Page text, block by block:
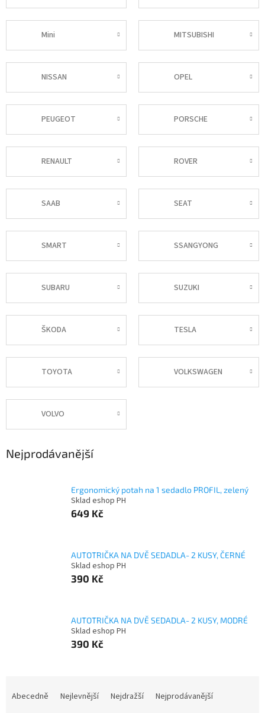
Mini MITSUBISHI
NISSAN OPEL
PEUGEOT PORSCHE
RENAULT ROVER
SAAB SEAT
SMART SSANGYONG
SUBARU SUZUKI
ŠKODA TESLA
TOYOTA VOLKSWAGEN
VOLVO
Nejprodávanější
Ergonomický potah na 1 sedadlo PROFIL, zelený
Sklad eshop PH
649 Kč
AUTOTRIČKA NA DVĚ SEDADLA- 2 KUSY, ČERNÉ
Sklad eshop PH
390 Kč
AUTOTRIČKA NA DVĚ SEDADLA- 2 KUSY, MODRÉ
Sklad eshop PH
390 Kč
Abecedně Nejlevnější Nejdražší Nejprodávanější